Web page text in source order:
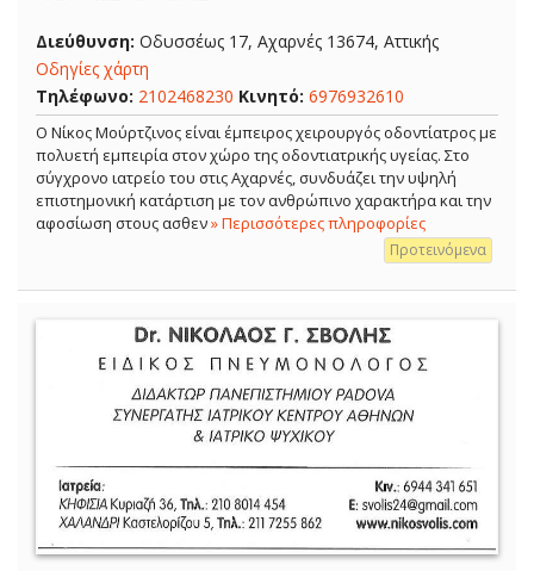
Διεύθυνση: Οδυσσέως 17, Αχαρνές 13674, Αττικής
Οδηγίες χάρτη
Τηλέφωνο: 2102468230 Κινητό: 6976932610
Ο Νίκος Μούρτζινος είναι έμπειρος χειρουργός οδοντίατρος με
πολυετή εμπειρία στον χώρο της οδοντιατρικής υγείας. Στο
σύγχρονο ιατρείο του στις Αχαρνές, συνδυάζει την υψηλή
επιστημονική κατάρτιση με τον ανθρώπινο χαρακτήρα και την
αφοσίωση στους ασθεν» Περισσότερες πληροφορίες
Προτεινόμενα